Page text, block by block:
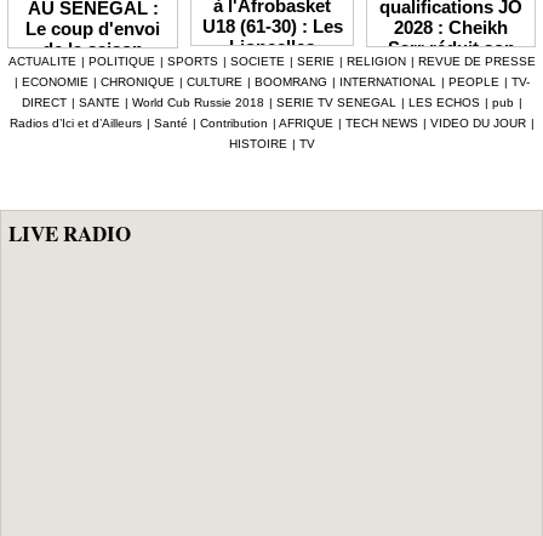
AU SENEGAL :
Le coup d'envoi
de la saison
2026-2027
officiellement fixé
au 3 octobre
à l'Afrobasket
U18 (61-30) : Les
Lioncelles
balayées par le
Cameroun
qualifications JO
2028 : Cheikh
Sarr réduit son
groupe à 13
Lionnes
ACTUALITE | POLITIQUE | SPORTS | SOCIETE | SERIE | RELIGION | REVUE DE PRESSE
| ECONOMIE | CHRONIQUE | CULTURE | BOOMRANG | INTERNATIONAL | PEOPLE | TV-
DIRECT | SANTE | World Cub Russie 2018 | SERIE TV SENEGAL | LES ECHOS | pub |
Radios d’Ici et d’Ailleurs | Santé | Contribution | AFRIQUE | TECH NEWS | VIDEO DU JOUR |
HISTOIRE | TV
LIVE RADIO